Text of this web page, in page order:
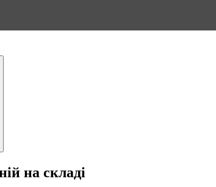
на складі